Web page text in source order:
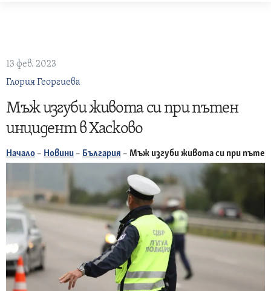
13 фев. 2023
Глория Георгиева
Мъж изгуби живота си при пътен
инцидент в Хасково
Начало – Новини – България – Мъж изгуби живота си при пътен